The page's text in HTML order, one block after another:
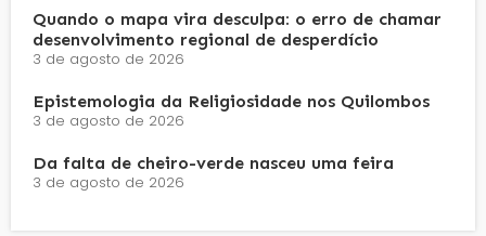
Quando o mapa vira desculpa: o erro de chamar
desenvolvimento regional de desperdício
3 de agosto de 2026
Epistemologia da Religiosidade nos Quilombos
3 de agosto de 2026
Da falta de cheiro-verde nasceu uma feira
3 de agosto de 2026